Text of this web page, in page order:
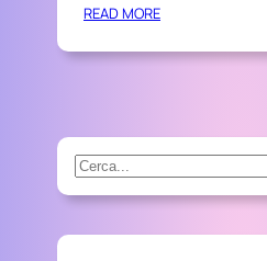
READ MORE:
E
T
A
Z
I
S
e